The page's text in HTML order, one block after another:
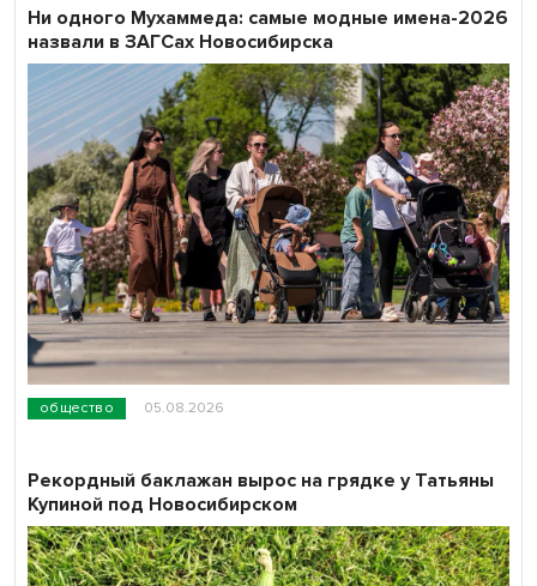
общество 05.08.2026
Ни одного Мухаммеда: самые модные имена-2026
назвали в ЗАГСах Новосибирска
Рекордный баклажан вырос на грядке у Татьяны
Купиной под Новосибирском